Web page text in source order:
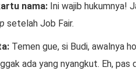
nama: Ini wajib hukumnya!
setelah Job Fair.
Temen gue, si Budi, awalnya
ada yang nyangkut. Eh,